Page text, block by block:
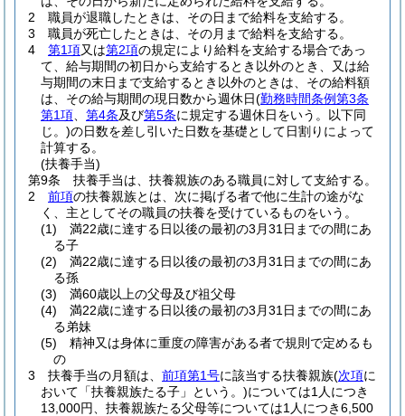
2
職員が退職したときは、その日まで給料を支給する。
3
職員が死亡したときは、その月まで給料を支給する。
4
第1項又は第2項の規定により給料を支給する場合であっ
て、給与期間の初日から支給するとき以外のとき、又は給
与期間の末日まで支給するとき以外のときは、その給料額
は、その給与期間の現日数から週休日(勤務時間条例第3条
第1項
第4条及び第5条に規定する週休日をいう。以下同
じ。)の日数を差し引いた日数を基礎として日割りによって
計算する。
(扶養手当)
第9条
扶養手当は、扶養親族のある職員に対して支給する。
2
前項の扶養親族とは、次に掲げる者で他に生計の途がな
く、主としてその職員の扶養を受けているものをいう。
(1)
満22歳に達する日以後の最初の3月31日までの間にあ
る子
(2)
満22歳に達する日以後の最初の3月31日までの間にあ
る孫
(3)
満60歳以上の父母及び祖父母
(4)
満22歳に達する日以後の最初の3月31日までの間にあ
る弟妹
(5)
精神又は身体に重度の障害がある者で規則で定めるも
の
3
扶養手当の月額は、 前項第1号に該当する扶養親族(次項に
おいて「扶養親族たる子」という。)については1人につき
13,000円、扶養親族たる父母等については1人につき6,500